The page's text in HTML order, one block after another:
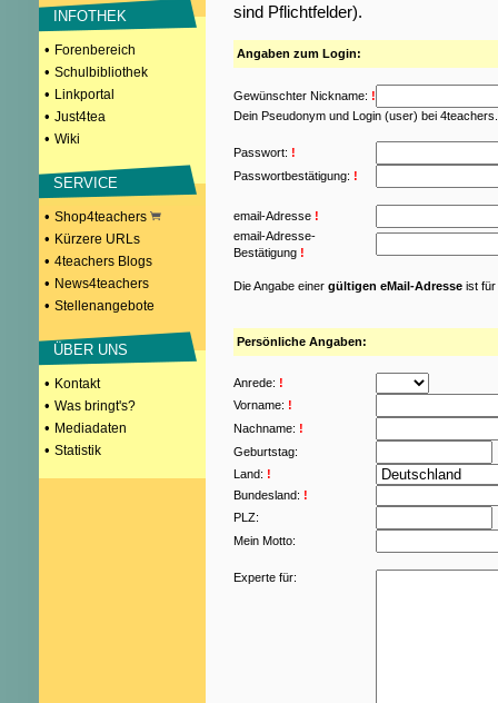
INFOTHEK
• Forenbereich
• Schulbibliothek
• Linkportal
• Just4tea
• Wiki
SERVICE
• Shop4teachers
• Kürzere URLs
• 4teachers Blogs
• News4teachers
• Stellenangebote
ÜBER UNS
• Kontakt
• Was bringt's?
• Mediadaten
• Statistik
sind Pflichtfelder).
Angaben zum Login:
Gewünschter Nickname: !
Dein Pseudonym und Login (user) bei
Passwort: !
Passwortbestätigung: !
email-Adresse !
email-Adresse-
Bestätigung !
Die Angabe einer gültigen eMail-Adresse ist für
Persönliche Angaben:
Anrede: !
Vorname: !
Nachname: !
Geburtstag:
Land: !
Bundesland: !
PLZ:
Mein Motto:
Experte für: